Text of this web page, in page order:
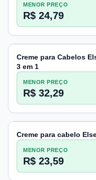
MENOR PREÇO
R$ 24,79
Creme para Cabelos
3 em 1
MENOR PREÇO
R$ 32,29
Creme para cabelo
MENOR PREÇO
R$ 23,59